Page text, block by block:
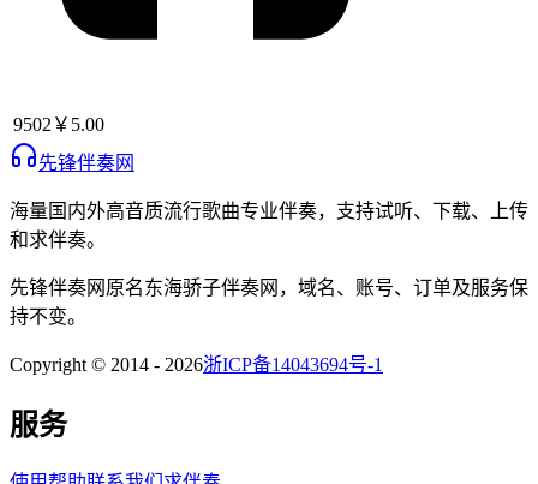
9502 ￥5.00
先锋伴奏网
海量国内外高音质流行歌曲专业伴奏，支持试听、下载、上传
和求伴奏。
先锋伴奏网 原名东海骄子伴奏网 ，域名、账号、订单及服务保
持不变。
Copyright © 2014 - 2026浙ICP备14043694号-1
服务